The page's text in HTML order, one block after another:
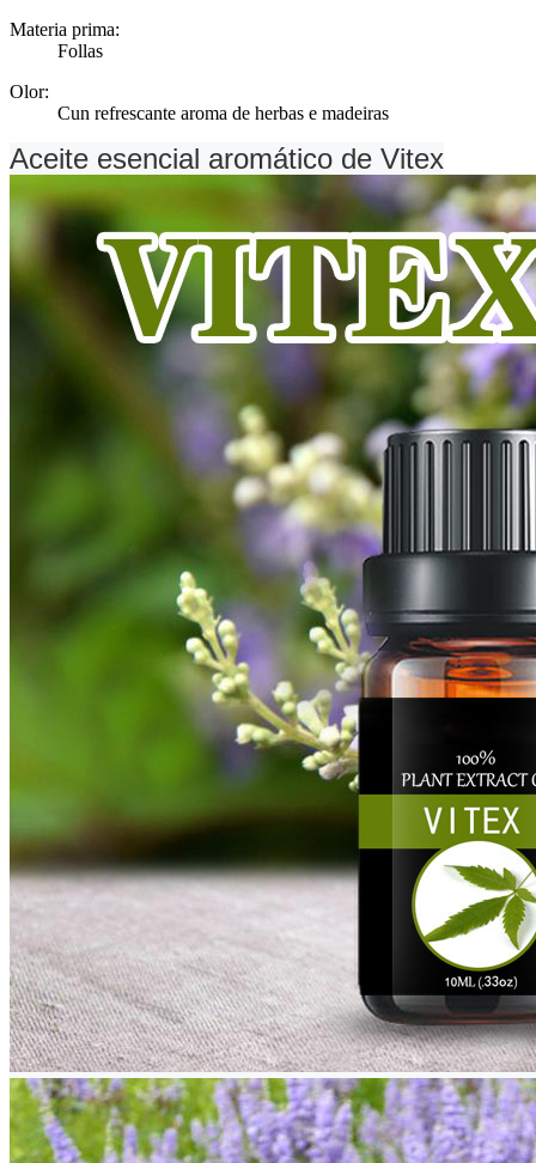
Materia prima:
Follas
Olor:
Cun refrescante aroma de herbas e madeiras
Aceite esencial aromático de Vitex